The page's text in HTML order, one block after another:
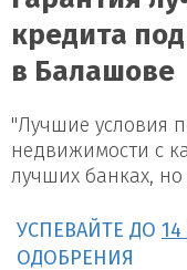
кредита
в Балашове
"Лучшие условия
недвижимости с
лучших банках,
УСПЕВАЙТЕ ДО 14
ОДОБРЕНИЯ